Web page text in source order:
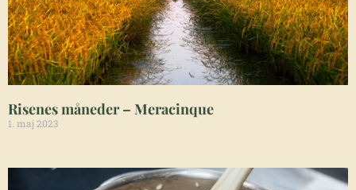
Risenes måneder – Meracinque
1. maj 2023